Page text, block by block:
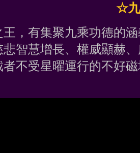
☆
，有集聚九乘功德的
智慧增長、權威顯赫
不受星曜運行的不好